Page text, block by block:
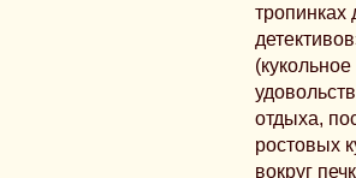
тропинках
отдыха,
ростовых
вокруг